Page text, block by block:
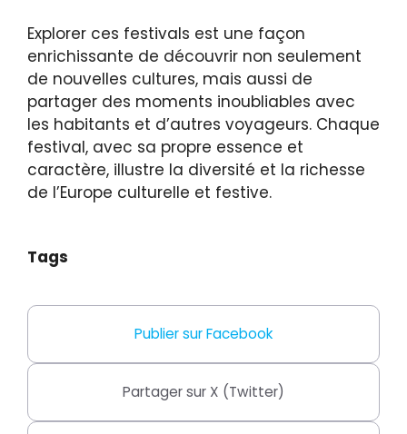
Explorer ces festivals est une façon
enrichissante de découvrir non seulement
de nouvelles cultures, mais aussi de
partager des moments inoubliables avec
les habitants et d’autres voyageurs. Chaque
festival, avec sa propre essence et
caractère, illustre la diversité et la richesse
de l’Europe culturelle et festive.
Tags
Publier sur Facebook
Partager sur X (Twitter)